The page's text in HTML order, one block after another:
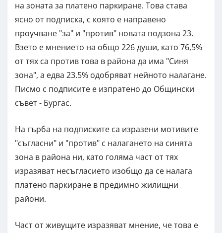
на зоната за платено паркиране. Това става
ясно от подписка, с която е направено
проучване "за" и "против" новата подзона 23.
Взето е мнението на общо 226 души, като 76,5%
от тях са против това в района да има "Синя
зона", а едва 23.5% одобряват нейното налагане.
Писмо с подписите е изпратено до Общински
съвет - Бургас.
На гърба на подписките са изразени мотивите
"съгласни" и "против" с налагането на синята
зона в района ни, като голяма част от тях
изразяват несъгласието изобщо да се налага
платено паркиране в предимно жилищни
райони.
Част от живущите изразяват мнение, че това е